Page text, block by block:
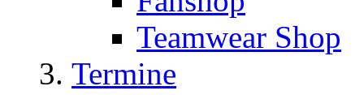
Teamwear Shop
Termine